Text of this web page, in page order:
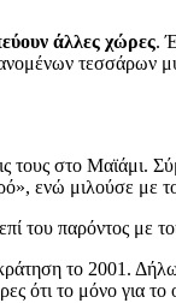
άλλες χώρες.
τεσσάρων
στο Μαϊάμι.
ενώ μιλούσε με
του παρόντος με
το 2001.
ότι το μόνο για το